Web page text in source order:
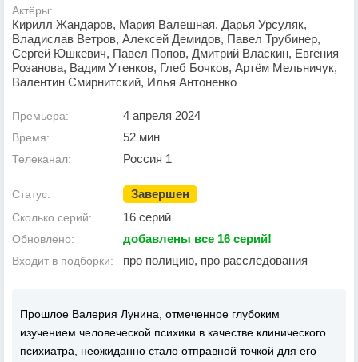
Актёры:
Кирилл Жандаров, Мария Валешная, Дарья Урсуляк,
Владислав Ветров, Алексей Демидов, Павел Трубинер,
Сергей Юшкевич, Павел Попов, Дмитрий Власкин, Евгения
Розанова, Вадим Утенков, Глеб Бочков, Артём Мельничук,
Валентин Смирнитский, Илья Антоненко
Премьера: 4 апреля 2024
Время: 52 мин
Телеканал: Россия 1
Статус: Завершен
Сколько серий: 16 серий
Обновлено: добавлены все 16 серий!
Входит в подборки: про полицию, про расследования
Прошлое Валерия Лунина, отмеченное глубоким
изучением человеческой психики в качестве клинического
психиатра, неожиданно стало отправной точкой для его